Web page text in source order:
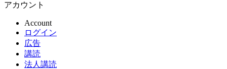
アカウント
Account
ログイン
広告
講読
法人講読